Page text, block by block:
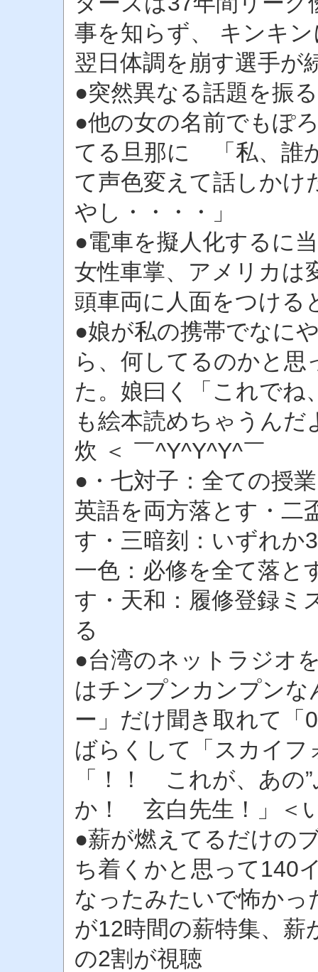
事を知らず、 キンキ
翌日体調を崩す選手が
●突然異なる話題を振
●他の女の名前でもぽ
てる旦那に 「私、誰
て声色変えて話しかけ
やし・・・・」
●電車を擬人化するに
女性車掌、アメリカは
頭車両に人面をつける
●娘が私の携帯でなに
ら、何してるのかと
た。娘曰く「これでね
も絵本読めちゃうん
炊 ＜ ￣^Y^Y^Y^￣
●・七対子：全ての授
英語を両方落とす・二
す・三暗刻：いずれか
一色：必修を全て落と
す・天和：履修登録ミ
る
●台湾のネットラジオ
はチンプンカンプン
ー」だけ聞き取れて「
ばらくして「スカイ
「！！ これが、あの
か！ 玄白先生！」＜
●薪が燃えてるだけの
ち着くかと思って140
なったみたいで怖かっ
が12時間の薪特集、
の2割が視聴